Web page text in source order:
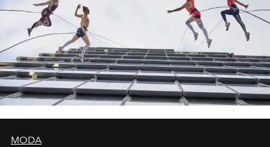
MODA